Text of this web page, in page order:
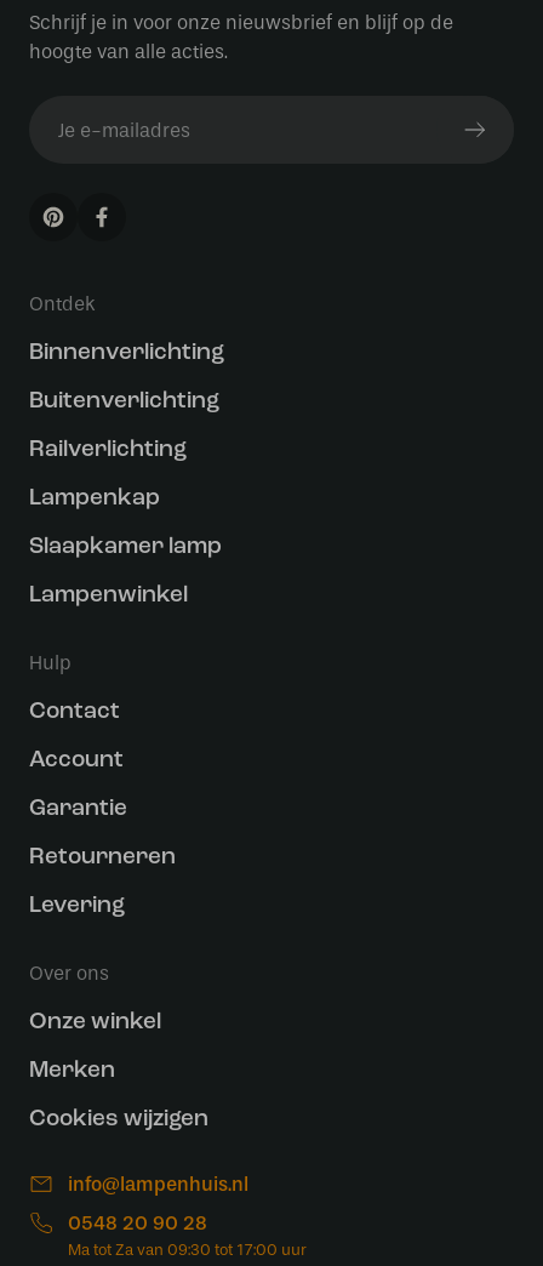
Schrijf je in voor onze nieuwsbrief en blijf op de
hoogte van alle acties.
Ontdek
Binnenverlichting
Buitenverlichting
Railverlichting
Lampenkap
Slaapkamer lamp
Lampenwinkel
Hulp
Contact
Account
Garantie
Retourneren
Levering
Over ons
Onze winkel
Merken
Cookies wijzigen
info@lampenhuis.nl
0548 20 90 28